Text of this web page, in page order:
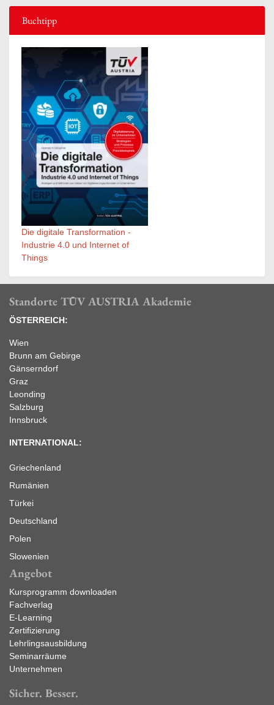
Buchtipp
Die digitale Transformation -
Industrie 4.0 und Internet of
Things
Standorte TÜV AUSTRIA Akademie
ÖSTERREICH:
Wien
Brunn am Gebirge
Gänserndorf
Graz
Leonding
Salzburg
Innsbruck
INTERNATIONAL:
Griechenland
Rumänien
Türkei
Deutschland
Polen
Slowenien
Angebot
Kursprogramm downloaden
Fachverlag
E-Learning
Zertifizierung
Lehrlingsausbildung
Seminarräume
Unternehmen
Sicher. Besser.